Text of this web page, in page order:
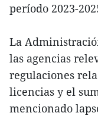
período 2023-
La
las agencias
regulaciones
licencias y el
mencionado